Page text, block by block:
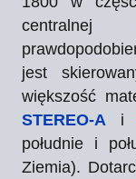
jest
większość
STEREO-A i
południe i
Ziemia).